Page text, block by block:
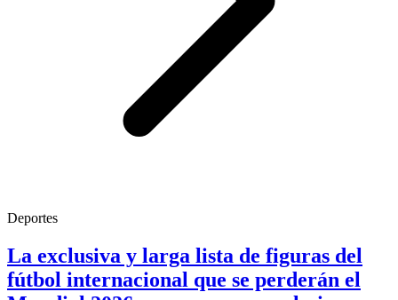
Deportes
La exclusiva y larga lista de figuras del
fútbol internacional que se perderán el